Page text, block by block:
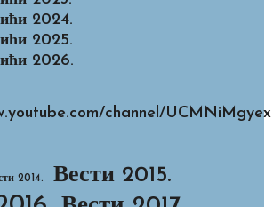
2024.
2025.
2026.
channel/
2014. Вести 2015.